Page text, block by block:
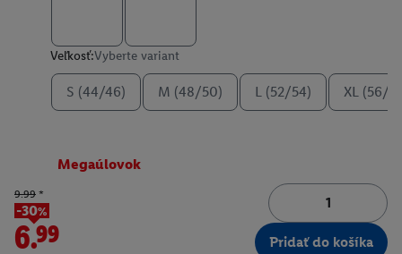
Veľkosť:Vyberte variant
S (44/46) M (48/50) L (52/54) XL (56/
Megaúlovok
9.99 *
-30%
6.99 Pridať do košíka